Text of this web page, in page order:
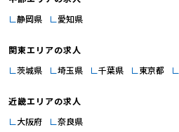
静岡県
愛知県
関東エリアの求人
茨城県
埼玉県 千葉県 東京都
近畿エリアの求人
大阪府
奈良県